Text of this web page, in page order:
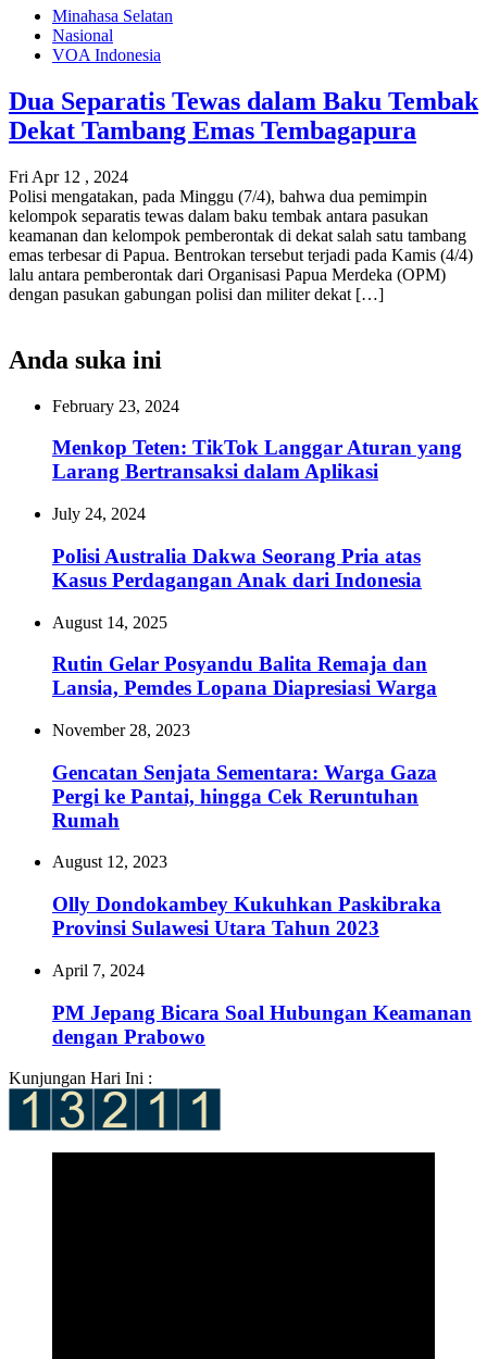
Minahasa Selatan
Nasional
VOA Indonesia
Dua Separatis Tewas dalam Baku Tembak
Dekat Tambang Emas Tembagapura
Fri Apr 12 , 2024
Polisi mengatakan, pada Minggu (7/4), bahwa dua pemimpin
kelompok separatis tewas dalam baku tembak antara pasukan
keamanan dan kelompok pemberontak di dekat salah satu tambang
emas terbesar di Papua. Bentrokan tersebut terjadi pada Kamis (4/4)
lalu antara pemberontak dari Organisasi Papua Merdeka (OPM)
dengan pasukan gabungan polisi dan militer dekat […]
Anda suka ini
February 23, 2024
Menkop Teten: TikTok Langgar Aturan yang
Larang Bertransaksi dalam Aplikasi
July 24, 2024
Polisi Australia Dakwa Seorang Pria atas
Kasus Perdagangan Anak dari Indonesia
August 14, 2025
Rutin Gelar Posyandu Balita Remaja dan
Lansia, Pemdes Lopana Diapresiasi Warga
November 28, 2023
Gencatan Senjata Sementara: Warga Gaza
Pergi ke Pantai, hingga Cek Reruntuhan
Rumah
August 12, 2023
Olly Dondokambey Kukuhkan Paskibraka
Provinsi Sulawesi Utara Tahun 2023
April 7, 2024
PM Jepang Bicara Soal Hubungan Keamanan
dengan Prabowo
Kunjungan Hari Ini :